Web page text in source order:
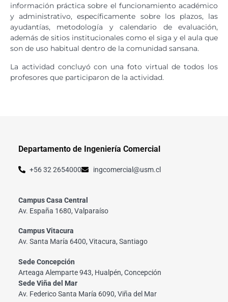
información práctica sobre el funcionamiento académico
y administrativo, específicamente sobre los plazos, las
ayudantías, metodología y calendario de evaluación,
además de sitios institucionales como el siga y el aula que
son de uso habitual dentro de la comunidad sansana.
La actividad concluyó con una foto virtual de todos los
profesores que participaron de la actividad.
Departamento de Ingeniería Comercial
+56 32 2654000 ingcomercial@usm.cl
Campus Casa Central
Av. España 1680, Valparaíso
Campus Vitacura
Av. Santa María 6400, Vitacura, Santiago
Sede Concepción
Arteaga Alemparte 943, Hualpén, Concepción
Sede Viña del Mar
Av. Federico Santa María 6090, Viña del Mar